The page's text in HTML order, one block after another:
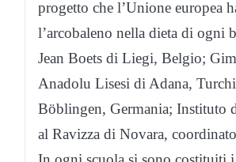
progetto che l’Unione europea
l’arcobaleno nella dieta di ogni
Jean Boets di Liegi, Belgio;
Anadolu Lisesi di Adana,
Böblingen, Germania; Instituto
al Ravizza di Novara,